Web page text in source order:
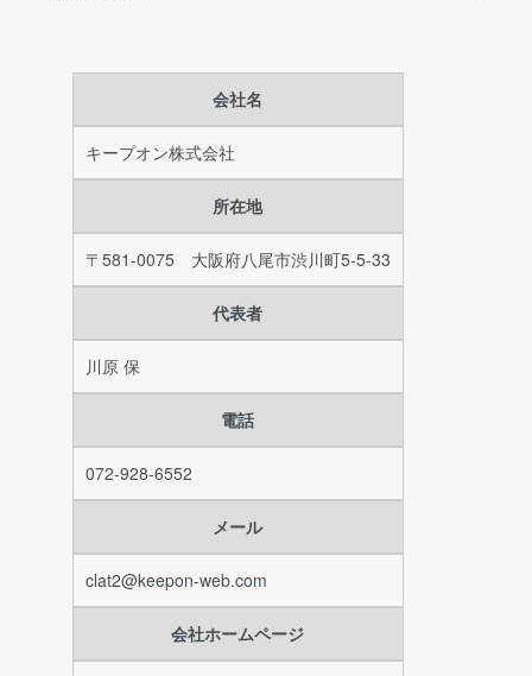
会社名
キープオン株式会社
所在地
〒581-0075 大阪府八尾市渋川町5-5-33
代表者
川原 保
電話
072-928-6552
メール
clat2@keepon-web.com
会社ホームページ